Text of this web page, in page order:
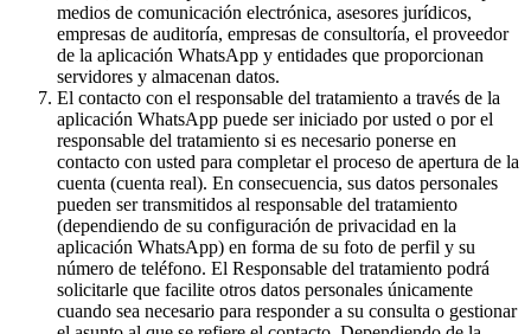
medios de comunicación electrónica, asesores jurídicos,
empresas de auditoría, empresas de consultoría, el proveedor
de la aplicación WhatsApp y entidades que proporcionan
servidores y almacenan datos.
El contacto con el responsable del tratamiento a través de la
aplicación WhatsApp puede ser iniciado por usted o por el
responsable del tratamiento si es necesario ponerse en
contacto con usted para completar el proceso de apertura de la
cuenta (cuenta real). En consecuencia, sus datos personales
pueden ser transmitidos al responsable del tratamiento
(dependiendo de su configuración de privacidad en la
aplicación WhatsApp) en forma de su foto de perfil y su
número de teléfono. El Responsable del tratamiento podrá
solicitarle que facilite otros datos personales únicamente
cuando sea necesario para responder a su consulta o gestionar